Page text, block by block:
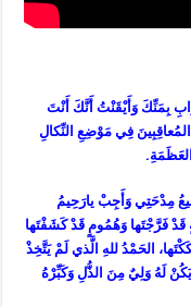
بِمَنِّكَ وَأَيْقَنْتُ أَنَّكَ أَنْتَ
فِي مَوْضِعِ النِّكالِ
مِدْحَتِي وَأَجِبْ يارَحِيمُ
فَرَّجْتَها وَهُمُومٍ قَدْ كَشَفْتَها
الحَمْدُ للهِ الَّذي لَمْ يَتَّخِذْ
لَهُ وَلِيٌ مِنَ الذُّلِ وَكَبِّرْهُ